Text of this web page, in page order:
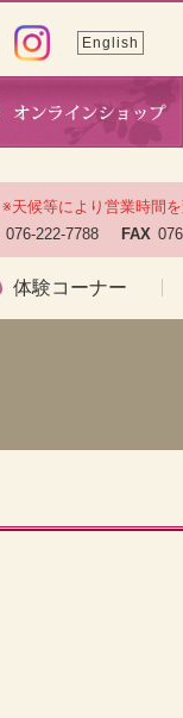
English
※天候等により営業時間
076-222-7788 FAX
体験コーナー